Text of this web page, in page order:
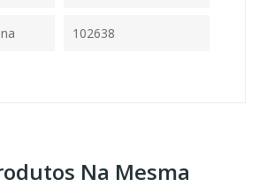
102638
Na Mesma